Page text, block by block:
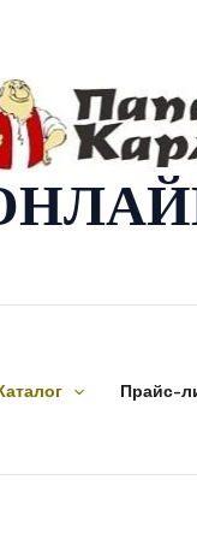
Прайс-